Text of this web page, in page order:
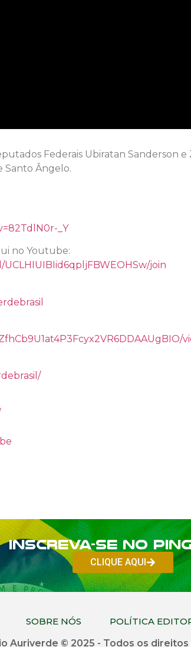
Federais Ubiratan Sanderson
Santo Ângelo.
_Y
no Youtube:
join
Inscreva-se no
CLIQUE AQUI
SOBRE NÓS
POLÍTICA
Auriverde © 2025 - Todos os